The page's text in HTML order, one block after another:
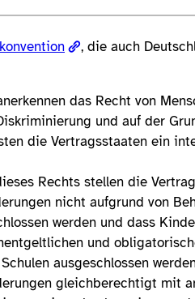
, die auch
das Recht von
und auf der
die Vertragsstaaten ein
Rechts stellen die
nicht aufgrund von
werden und dass
und
ausgeschlossen
gleichberechtigt mit